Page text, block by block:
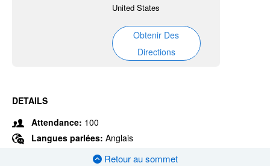
United States
Obtenir Des
Directions
DETAILS
Attendance: 100
Langues parlées: Anglais
Retour au sommet